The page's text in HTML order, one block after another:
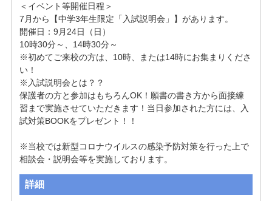
＜イベント等開催日程＞
7月から【中学3年生限定「入試説明会」】があります。
開催日：9月24日（日）
10時30分～、14時30分～
※初めてご来校の方は、10時、または14時にお集まりくださ
い！
※入試説明会とは？？
保護者の方と参加はもちろんOK！願書の書き方から面接練
習まで実施させていただきます！当日参加された方には、入
試対策BOOKをプレゼント！！
※当校では新型コロナウイルスの感染予防対策を行った上で
詳細